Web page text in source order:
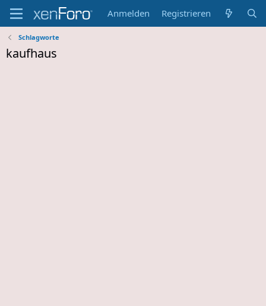
Anmelden Registrieren
Schlagworte
kaufhaus